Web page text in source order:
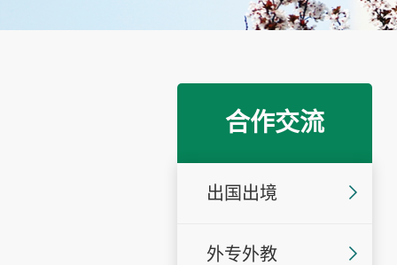
合作交流
出国出境
外专外教